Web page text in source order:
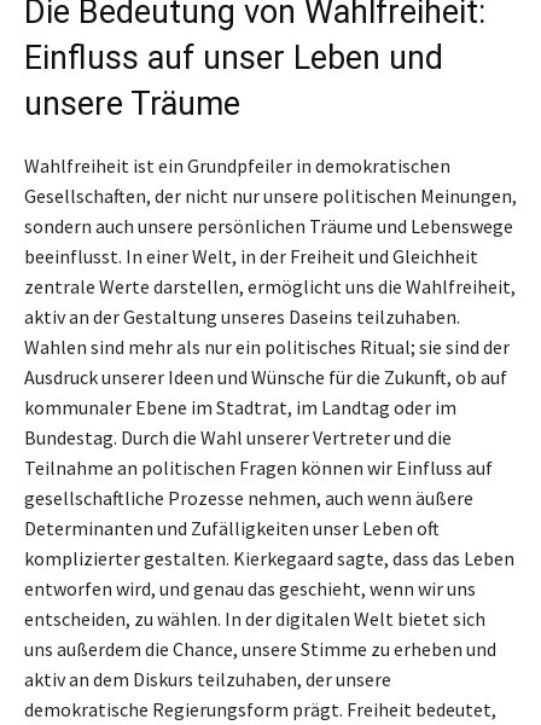
Die Bedeutung von Wahlfreiheit:
Einfluss auf unser Leben und
unsere Träume
Wahlfreiheit ist ein Grundpfeiler in demokratischen
Gesellschaften, der nicht nur unsere politischen Meinungen,
sondern auch unsere persönlichen Träume und Lebenswege
beeinflusst. In einer Welt, in der Freiheit und Gleichheit
zentrale Werte darstellen, ermöglicht uns die Wahlfreiheit,
aktiv an der Gestaltung unseres Daseins teilzuhaben.
Wahlen sind mehr als nur ein politisches Ritual; sie sind der
Ausdruck unserer Ideen und Wünsche für die Zukunft, ob auf
kommunaler Ebene im Stadtrat, im Landtag oder im
Bundestag. Durch die Wahl unserer Vertreter und die
Teilnahme an politischen Fragen können wir Einfluss auf
gesellschaftliche Prozesse nehmen, auch wenn äußere
Determinanten und Zufälligkeiten unser Leben oft
komplizierter gestalten. Kierkegaard sagte, dass das Leben
entworfen wird, und genau das geschieht, wenn wir uns
entscheiden, zu wählen. In der digitalen Welt bietet sich
uns außerdem die Chance, unsere Stimme zu erheben und
aktiv an dem Diskurs teilzuhaben, der unsere
demokratische Regierungsform prägt. Freiheit bedeutet,